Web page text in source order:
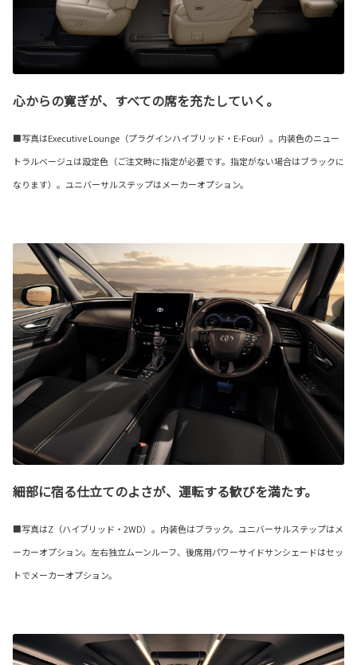
心からの寛ぎが、すべての席を充たしていく。
■写真はExecutive Lounge（プラグインハイブリッド・E-Four）。内装色のニュー
トラルベージュは設定色（ご注文時に指定が必要です。指定がない場合はブラックに
なります）。ユニバーサルステップはメーカーオプション。
細部に宿る仕立てのよさが、運転する歓びを満たす。
■写真はZ（ハイブリッド・2WD）。内装色はブラック。ユニバーサルステップはメ
ーカーオプション。左右独立ムーンルーフ、後席用パワーサイドサンシェードはセッ
トでメーカーオプション。